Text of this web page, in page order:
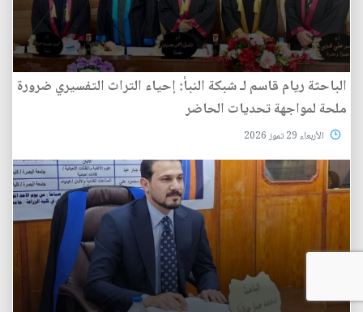
الباحثة ريام قاسم لـ شبكة النبأ: إحياء التراث التفسيري ضرورة
ملحة لمواجهة تحديات الحاضر
الأربعاء 29 تموز 2026